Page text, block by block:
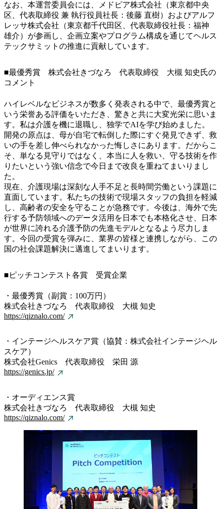
なお、本運営委員会には、メドピア株式会社（東京都中央
区、代表取締役 兼 執行役員社長：後藤 直樹）およびアルフ
レッサ株式会社（東京都千代田区、代表取締役社長：福神
雄介）が参画し、企画立案やプログラム構成を通じてヘルス
テックサミットの推進に貢献しています。
■最優秀賞 株式会社きづなろ 代表取締役 大槻 知史氏の
コメント
ハイレベルなビジネスが数多く発表される中で、最優秀賞と
いう栄誉ある評価をいただき、驚きと共に大変光栄に思いま
す。私は介護を機に退職し、独学でAIを学び始めました。
開発の原点は、母が自宅で転倒した際にすぐ発見できず、救
いの手を差し伸べられなかった悔しさにあります。だからこ
そ、単なる見守りではなく、本当に人を救い、守る技術を作
りたいという強い信念で今日まで改良を重ねてまいりまし
た。
現在、介護現場は深刻な人手不足と長時間労働という課題に
直面しています。私たちの技術で現場スタッフの負担を軽減
し、高齢者の安全を守ることが急務です。今後は、海外で先
行する予防領域へのデータ活用を日本でも本格化させ、日本
が世界に誇れる介護予防の先進モデルとなるよう尽力しま
す。今回の受賞を弾みに、業界の皆様と連携しながら、この
国の社会課題解決に邁進してまいります。
■ピッチコンテスト各賞 受賞企業
・最優秀賞（副賞：100万円）
株式会社きづなろ 代表取締役 大槻 知史
https://qiznalo.com/
・インテージヘルスケア賞（協賛：株式会社インテージヘル
スケア）
株式会社Genics 代表取締役 栄田 源
https://genics.jp/
・オーディエンス賞
株式会社きづなろ 代表取締役 大槻 知史
https://qiznalo.com/